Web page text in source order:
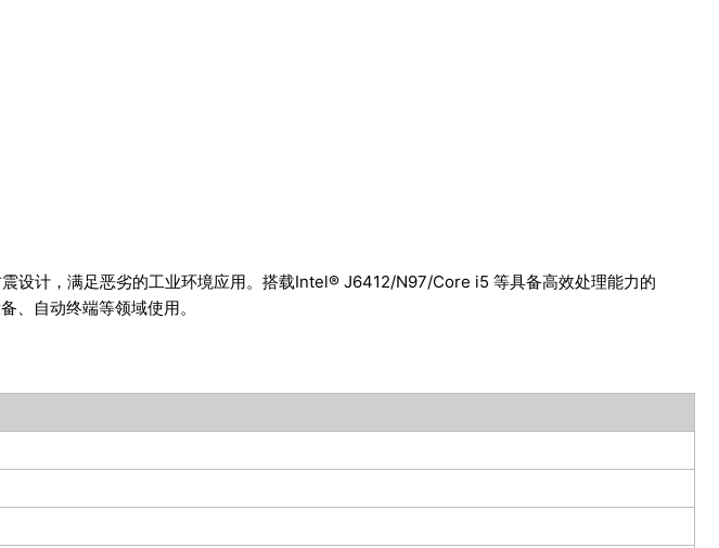
设计，满足恶劣的工业环境应用。搭载Intel® J6412/N97/Core i5 等具备高效处理能力的
、自动终端等领域使用。